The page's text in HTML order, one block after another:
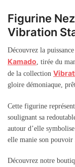
Figurine
Vibration
Découvrez la
Kamado , tirée du
de la collection
gloire démoniaque,
Cette figurine
soulignant sa
autour d’elle
elle manie son pouvoir
Découvrez notre